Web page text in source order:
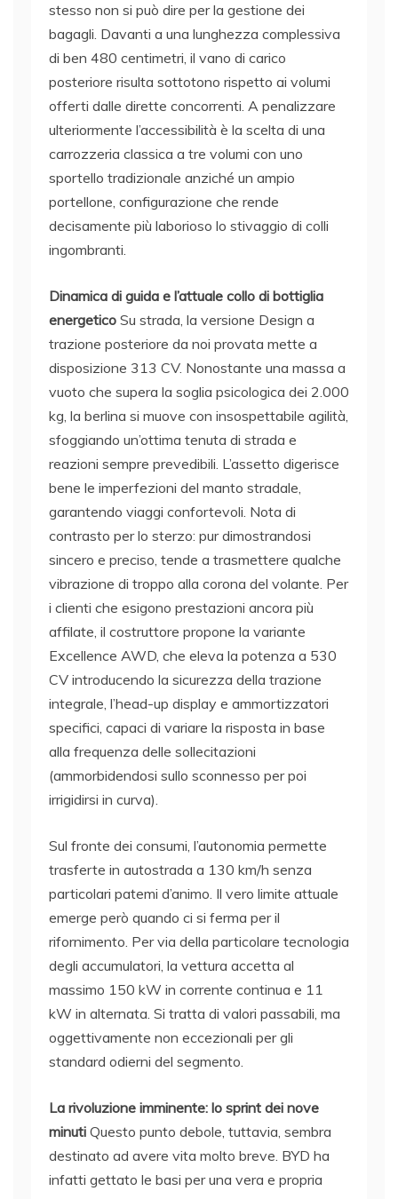
stesso non si può dire per la gestione dei
bagagli. Davanti a una lunghezza complessiva
di ben 480 centimetri, il vano di carico
posteriore risulta sottotono rispetto ai volumi
offerti dalle dirette concorrenti. A penalizzare
ulteriormente l’accessibilità è la scelta di una
carrozzeria classica a tre volumi con uno
sportello tradizionale anziché un ampio
portellone, configurazione che rende
decisamente più laborioso lo stivaggio di colli
ingombranti.
Dinamica di guida e l’attuale collo di bottiglia
energetico Su strada, la versione Design a
trazione posteriore da noi provata mette a
disposizione 313 CV. Nonostante una massa a
vuoto che supera la soglia psicologica dei 2.000
kg, la berlina si muove con insospettabile agilità,
sfoggiando un’ottima tenuta di strada e
reazioni sempre prevedibili. L’assetto digerisce
bene le imperfezioni del manto stradale,
garantendo viaggi confortevoli. Nota di
contrasto per lo sterzo: pur dimostrandosi
sincero e preciso, tende a trasmettere qualche
vibrazione di troppo alla corona del volante. Per
i clienti che esigono prestazioni ancora più
affilate, il costruttore propone la variante
Excellence AWD, che eleva la potenza a 530
CV introducendo la sicurezza della trazione
integrale, l’head-up display e ammortizzatori
specifici, capaci di variare la risposta in base
alla frequenza delle sollecitazioni
(ammorbidendosi sullo sconnesso per poi
irrigidirsi in curva).
Sul fronte dei consumi, l’autonomia permette
trasferte in autostrada a 130 km/h senza
particolari patemi d’animo. Il vero limite attuale
emerge però quando ci si ferma per il
rifornimento. Per via della particolare tecnologia
degli accumulatori, la vettura accetta al
massimo 150 kW in corrente continua e 11
kW in alternata. Si tratta di valori passabili, ma
oggettivamente non eccezionali per gli
standard odierni del segmento.
La rivoluzione imminente: lo sprint dei nove
minuti Questo punto debole, tuttavia, sembra
destinato ad avere vita molto breve. BYD ha
infatti gettato le basi per una vera e propria